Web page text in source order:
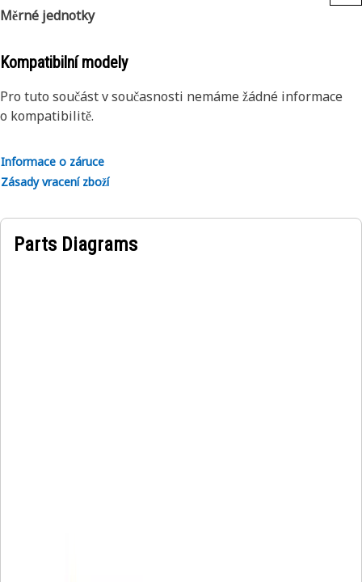
Měrné jednotky
Kompatibilní modely
Pro tuto součást v současnosti nemáme žádné informace
o kompatibilitě.
Informace o záruce
Zásady vracení zboží
Parts Diagrams